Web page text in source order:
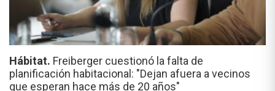
Hábitat. Freiberger cuestionó la falta de
planificación habitacional: "Dejan afuera a vecinos
que esperan hace más de 20 años"